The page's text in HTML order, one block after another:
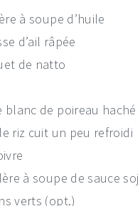
à soupe d’huile
d’ail râpée
de natto
blanc de poireau haché
riz cuit un peu refroidi
à soupe de sauce
verts (opt.)